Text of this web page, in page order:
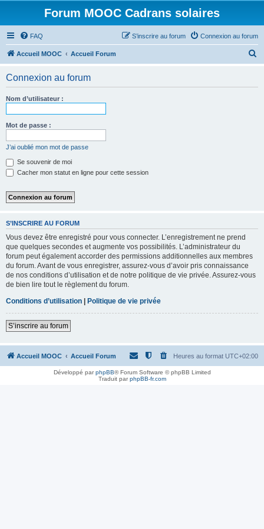
Forum MOOC Cadrans solaires
FAQ Connexion au forum
S’inscrire au forum
Accueil MOOC Accueil Forum
Connexion au forum
Nom d’utilisateur :
Mot de passe :
J’ai oublié mon mot de passe
Se souvenir de moi
Cacher mon statut en ligne pour cette session
S’INSCRIRE AU FORUM
Vous devez être enregistré pour vous connecter. L’enregistrement ne prend
que quelques secondes et augmente vos possibilités. L’administrateur du
forum peut également accorder des permissions additionnelles aux membres
du forum. Avant de vous enregistrer, assurez-vous d’avoir pris connaissance
de nos conditions d’utilisation et de notre politique de vie privée. Assurez-vous
de bien lire tout le règlement du forum.
Conditions d’utilisation | Politique de vie privée
S’inscrire au forum
Accueil MOOC Accueil Forum Heures au format UTC+02:00
Développé parphpBB® Forum Software © phpBB Limited
Traduit parphpBB-fr.com